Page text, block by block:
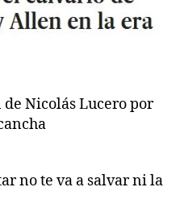
Nicolás Lucero por
no te va a salvar ni la